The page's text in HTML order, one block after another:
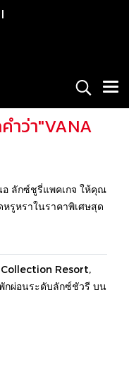
l
ำว่า"VANA
อ ลักซ์ชูรี่แพคเกจ ให้คุณ
รูหราในราคาพิเศษสุด
Collection Resort,
กผ่อนระดับลักซ์ชัวรี บน